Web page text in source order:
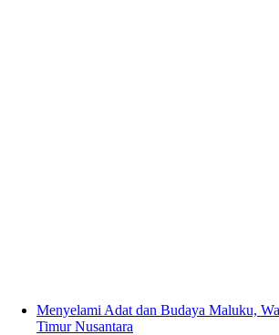
Menyelami Adat dan Budaya Maluku,
Timur Nusantara